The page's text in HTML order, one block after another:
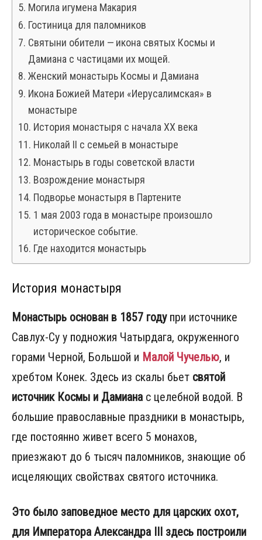
Могила игумена Макария
Гостиница для паломников
Святыни обители — икона святых Космы и
Дамиана с частицами их мощей.
Женский монастырь Космы и Дамиана
Икона Божией Матери «Иерусалимская» в
монастыре
История монастыря с начала XX века
Николай II с семьей в монастыре
Монастырь в годы советской власти
Возрождение монастыря
Подворье монастыря в Партените
1 мая 2003 года в монастыре произошло
историческое событие.
Где находится монастырь
История монастыря
Монастырь основан в 1857 годупри источнике
Савлух-Су у подножия Чатырдага, окруженного
горами Черной, Большой и Малой Чучелью, и
хребтом Конек. Здесь из скалы бьет святой
источник Космы и Дамианас целебной водой. В
большие православные праздники в монастырь,
где постоянно живет всего 5 монахов,
приезжают до 6 тысяч паломников, знающие об
исцеляющих свойствах святого источника.
Это было заповедное место для царских охот,
для Императора Александра III здесь построили